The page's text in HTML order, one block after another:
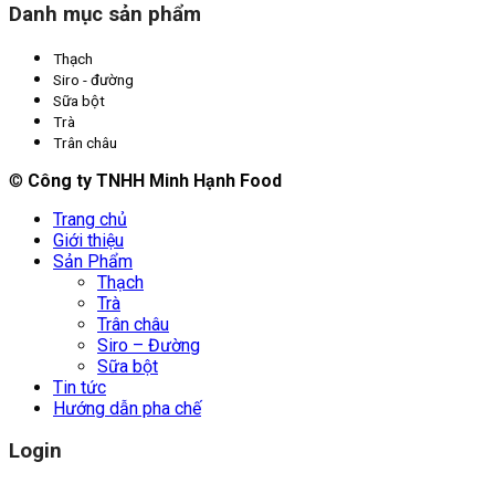
Danh mục sản phẩm
Thạch
Siro - đường
Sữa bột
Trà
Trân châu
© Công ty TNHH Minh Hạnh Food
Trang chủ
Giới thiệu
Sản Phẩm
Thạch
Trà
Trân châu
Siro – Đường
Sữa bột
Tin tức
Hướng dẫn pha chế
Login